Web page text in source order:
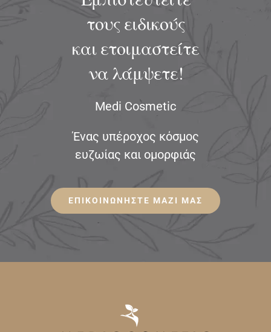
τους ειδικούς
και ετοιμαστείτε
να λάμψετε!
Medi Cosmetic
Ένας υπέροχος κόσμος
ευζωίας και ομορφιάς
ΕΠΙΚΟΙΝΩΝΗΣΤΕ ΜΑΖΙ ΜΑΣ